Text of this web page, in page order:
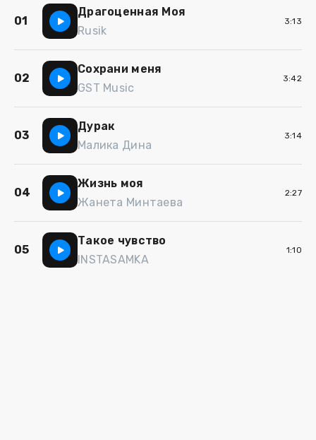
01
Драгоценная Моя
Rusik
3:13
02
Сохрани меня
GST Music
3:42
03
Дурак
Малика Дина
3:14
04
Жизнь моя
Жанета Минтаева
2:27
05
Такое чувство
INSTASAMKA
1:10